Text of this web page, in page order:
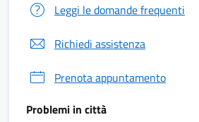
Leggi le domande frequenti
Richiedi assistenza
Prenota appuntamento
Problemi in città